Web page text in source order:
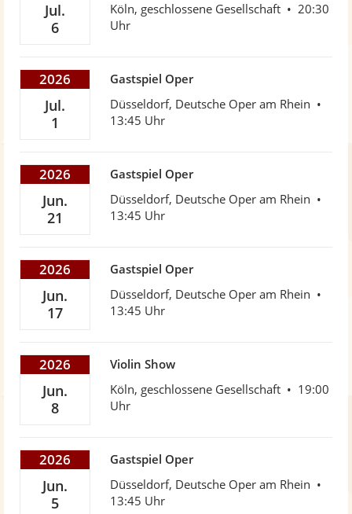
Jul.
6
Köln, geschlossene Gesellschaft
20:30
Uhr
2026
Jul.
1
Gastspiel Oper
Düsseldorf, Deutsche Oper am Rhein
13:45 Uhr
2026
Jun.
21
Gastspiel Oper
Düsseldorf, Deutsche Oper am Rhein
13:45 Uhr
2026
Jun.
17
Gastspiel Oper
Düsseldorf, Deutsche Oper am Rhein
13:45 Uhr
2026
Jun.
8
Violin Show
Köln, geschlossene Gesellschaft
19:00
Uhr
2026
Jun.
5
Gastspiel Oper
Düsseldorf, Deutsche Oper am Rhein
13:45 Uhr